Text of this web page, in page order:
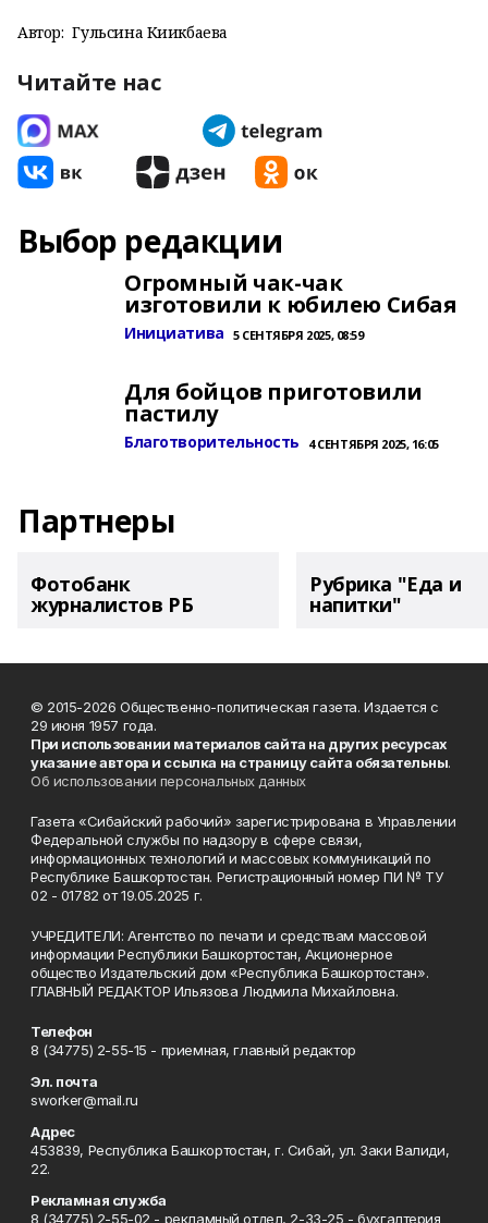
Автор: Гульсина Киикбаева
Читайте нас
Выбор редакции
Огромный чак-чак
изготовили к юбилею Сибая
Инициатива 5 СЕНТЯБРЯ 2025, 08:59
Для бойцов приготовили
пастилу
Благотворительность 4 СЕНТЯБРЯ 2025, 16:05
Партнеры
Фотобанк
журналистов РБ
Рубрика "Еда и
напитки"
© 2015-2026 Общественно-политическая газета. Издается с
29 июня 1957 года.
При использовании материалов сайта на других ресурсах
указание автора и ссылка на страницу сайта обязательны.
Об использовании персональных данных
Газета «Сибайский рабочий» зарегистрирована в Управлении
Федеральной службы по надзору в сфере связи,
информационных технологий и массовых коммуникаций по
Республике Башкортостан. Регистрационный номер ПИ № ТУ
02 - 01782 от 19.05.2025 г.
УЧРЕДИТЕЛИ: Агентство по печати и средствам массовой
информации Республики Башкортостан, Акционерное
общество Издательский дом «Республика Башкортостан».
ГЛАВНЫЙ РЕДАКТОР Ильязова Людмила Михайловна.
Телефон
8 (34775) 2-55-15 - приемная, главный редактор
Эл. почта
sworker@mail.ru
Адрес
453839, Республика Башкортостан, г. Сибай, ул. Заки Валиди,
22.
Рекламная служба
8 (34775) 2-55-02 - рекламный отдел, 2-33-25 - бухгалтерия